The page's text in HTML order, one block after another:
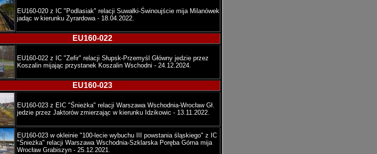
EU160-020 z IC "Podlasiak" relacji Suwałki-Świnoujście mija Milanówek
jadąc w kierunku Żyrardowa - 18.04.2022.
EU160-022
EU160-022 z IC "Zefir" relacji Słupsk-Przemyśl Główny jedzie przez
Koszalin mijając przystanek Koszalin Wschodni - 24.12.2024.
EU160-023
EU160-023 z EIC "Śnieżka" relacji Warszawa Wschodnia-Wrocław Gł.
jedzie przez Jaktorów zmierzając w kierunku Idzikowic - 13.11.2022.
EU160-023 w okleinie "100-lecie wybuchu III powstania śląskiego" z IC
"Śnieżka" relacji Warszawa Wschodnia-Szklarska Poręba Górna mija
Wrocław Grabiszyn - 25.12.2021.